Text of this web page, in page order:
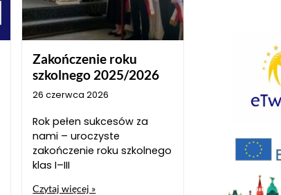
Zakończenie roku
szkolnego 2025/2026
26 czerwca 2026
Rok pełen sukcesów za
nami – uroczyste
zakończenie roku szkolnego
klas I–III
Czytaj więcej »